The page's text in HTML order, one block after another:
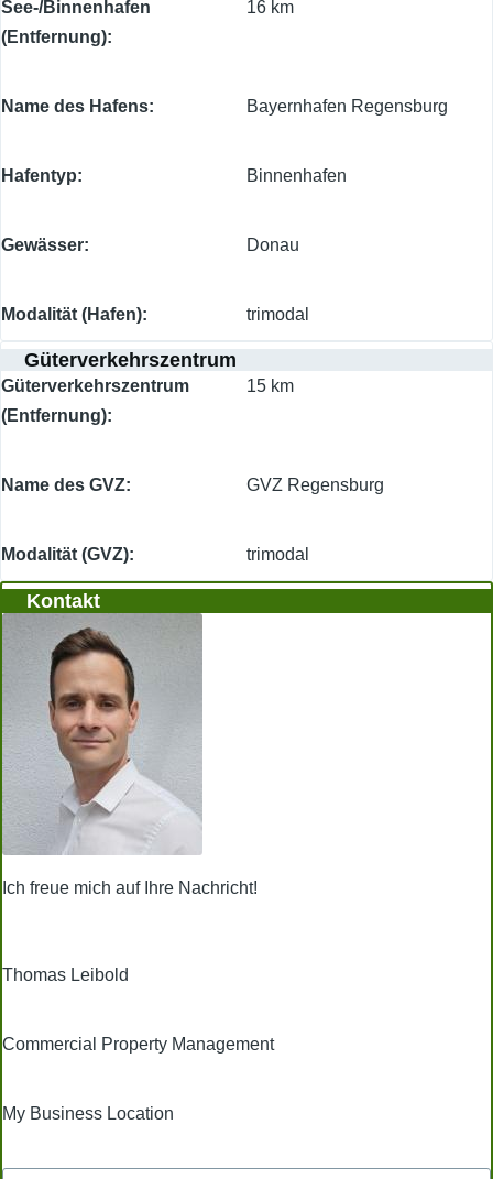
See-/Binnenhafen
(Entfernung)
16 km
Name des Hafens Bayernhafen Regensburg
Hafentyp Binnenhafen
Gewässer Donau
Modalität (Hafen) trimodal
Güterverkehrszentrum
Güterverkehrszentrum
(Entfernung)
15 km
Name des GVZ GVZ Regensburg
Modalität (GVZ) trimodal
Kontakt
Ich freue mich auf Ihre Nachricht!
Thomas Leibold
Commercial Property Management
My Business Location